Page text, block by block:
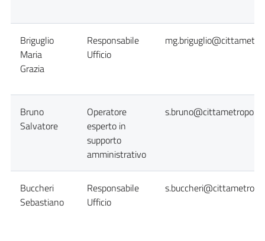
Briguglio
Maria
Grazia
Responsabile
Ufficio
Bruno
Salvatore
Operatore
esperto in
supporto
amministrativo
Buccheri
Sebastiano
Responsabile
Ufficio